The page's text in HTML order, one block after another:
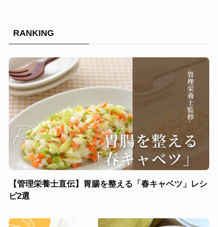
RANKING
【管理栄養士直伝】胃腸を整える「春キャベツ」レシ
ピ2選